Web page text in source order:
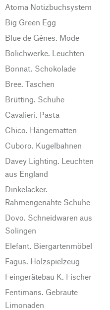
Atoma Notizbuchsystem
Big Green Egg
Blue de Gênes. Mode
Bolichwerke. Leuchten
Bonnat. Schokolade
Bree. Taschen
Brütting. Schuhe
Cavalieri. Pasta
Chico. Hängematten
Cuboro. Kugelbahnen
Davey Lighting. Leuchten
aus England
Dinkelacker.
Rahmengenähte Schuhe
Dovo. Schneidwaren aus
Solingen
Elefant. Biergartenmöbel
Fagus. Holzspielzeug
Feingerätebau K. Fischer
Fentimans. Gebraute
Limonaden